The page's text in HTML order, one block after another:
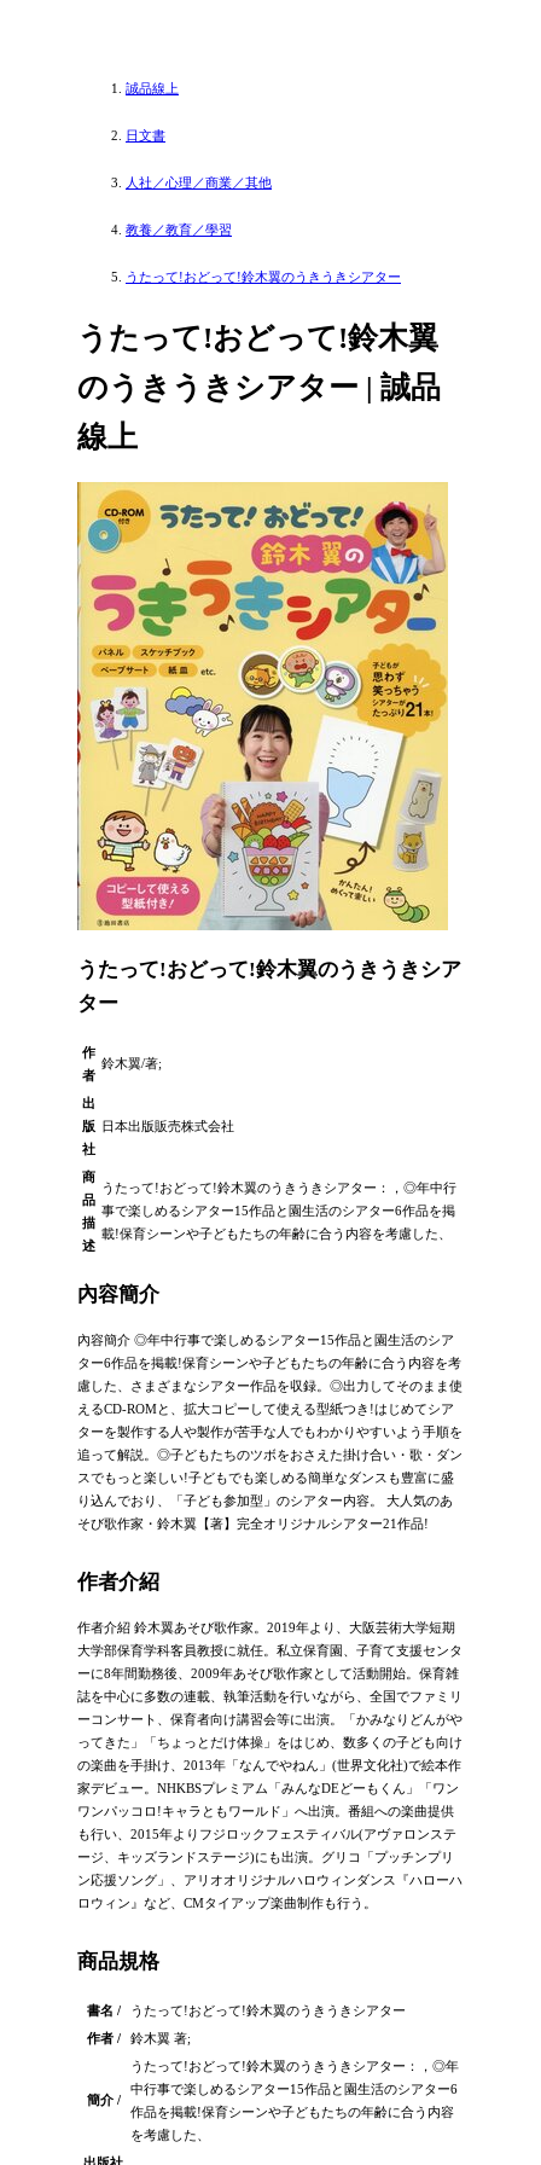
誠品線上
日文書
人社／心理／商業／其他
教養／教育／學習
うたって!おどって!鈴木翼のうきうきシアター
うたって!おどって!鈴木翼
のうきうきシアター | 誠品
線上
うたって!おどって!鈴木翼のうきうきシア
ター
作
者
鈴木翼/著;
出
版
社
日本出版販売株式会社
商
品
描
述
うたって!おどって!鈴木翼のうきうきシアター：，◎年中行
事で楽しめるシアター15作品と園生活のシアター6作品を掲
載!保育シーンや子どもたちの年齢に合う内容を考慮した、
內容簡介
內容簡介 ◎年中行事で楽しめるシアター15作品と園生活のシア
ター6作品を掲載!保育シーンや子どもたちの年齢に合う内容を考
慮した、さまざまなシアター作品を収録。◎出力してそのまま使
えるCD-ROMと、拡大コピーして使える型紙つき!はじめてシア
ターを製作する人や製作が苦手な人でもわかりやすいよう手順を
追って解説。◎子どもたちのツボをおさえた掛け合い・歌・ダン
スでもっと楽しい!子どもでも楽しめる簡単なダンスも豊富に盛
り込んでおり、「子ども参加型」のシアター内容。 大人気のあ
そび歌作家・鈴木翼【著】完全オリジナルシアター21作品!
作者介紹
作者介紹 鈴木翼あそび歌作家。2019年より、大阪芸術大学短期
大学部保育学科客員教授に就任。私立保育園、子育て支援センタ
ーに8年間勤務後、2009年あそび歌作家として活動開始。保育雑
誌を中心に多数の連載、執筆活動を行いながら、全国でファミリ
ーコンサート、保育者向け講習会等に出演。「かみなりどんがや
ってきた」「ちょっとだけ体操」をはじめ、数多くの子ども向け
の楽曲を手掛け、2013年「なんでやねん」(世界文化社)で絵本作
家デビュー。NHKBSプレミアム「みんなDEどーもくん」「ワン
ワンパッコロ!キャラともワールド」へ出演。番組への楽曲提供
も行い、2015年よりフジロックフェスティバル(アヴァロンステ
ージ、キッズランドステージ)にも出演。グリコ「プッチンプリ
ン応援ソング」、アリオオリジナルハロウィンダンス『ハローハ
ロウィン』など、CMタイアップ楽曲制作も行う。
商品規格
書名 /
うたって!おどって!鈴木翼のうきうきシアター
作者 /
鈴木翼 著;
簡介 /
うたって!おどって!鈴木翼のうきうきシアター：，◎年
中行事で楽しめるシアター15作品と園生活のシアター6
作品を掲載!保育シーンや子どもたちの年齢に合う内容
を考慮した、